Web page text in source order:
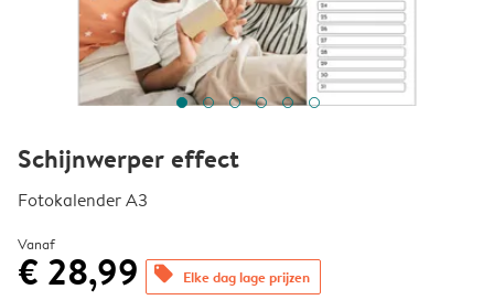
Schijnwerper effect
Fotokalender A3
Vanaf
€ 28,99 offers Elke dag lage prijzen